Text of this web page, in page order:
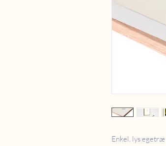
Enkel, lys egetræ